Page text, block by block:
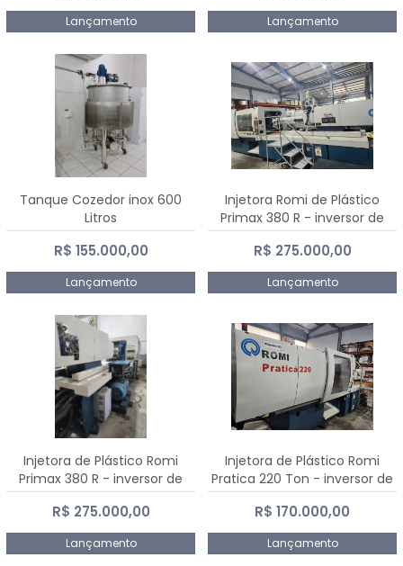
Lançamento Lançamento
Tanque Cozedor inox 600
Litros
R$ 155.000,00
Lançamento
Injetora Romi de Plástico
Primax 380 R - inversor de
frequência NR 12 - 2008
R$ 275.000,00
Lançamento
Injetora de Plástico Romi
Primax 380 R - inversor de
frequência NR 12
R$ 275.000,00
Lançamento
Injetora de Plástico Romi
Pratica 220 Ton - inversor de
frequência NR 12
R$ 170.000,00
Lançamento